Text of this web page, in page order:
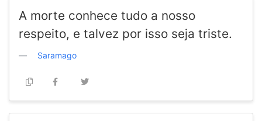
A morte conhece tudo a nosso
respeito, e talvez por isso seja triste.
Saramago